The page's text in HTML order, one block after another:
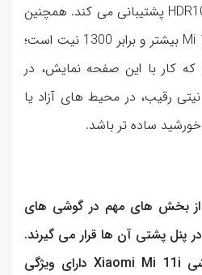
پایین تر است و از وضوح HDR10 پشتیبانی می کند. همچنین
حداکثر روشنایی هم در Mi 11i بیشتر و برابر 1300 نیت است؛
کار با این صفحه نمایش، در
مقایسه با نمایشگر 1200 نیتی رقیب، در محیط های آزاد یا
ساده تر باشد.
از بخش های مهم در گوشی های
پنل پشتی آن ها قرار می گیرند.
مجموعه دوربین های گوشی Xiaomi Mi 11i دارای ویژگی